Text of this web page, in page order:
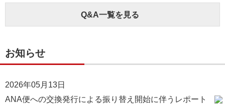
Q&A一覧を見る
お知らせ
2026年05月13日
ANA便への交換発行による振り替え開始に伴うレポート